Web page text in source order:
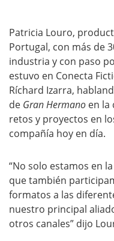
Patricia Louro,
Portugal, con más de
industria y con paso
estuvo en Conecta
Ríchard Izarra,
de Gran Hermano en la
retos y proyectos en
compañía hoy en día.
“No solo estamos en
que también
formatos a las
nuestro principal
otros canales” dijo